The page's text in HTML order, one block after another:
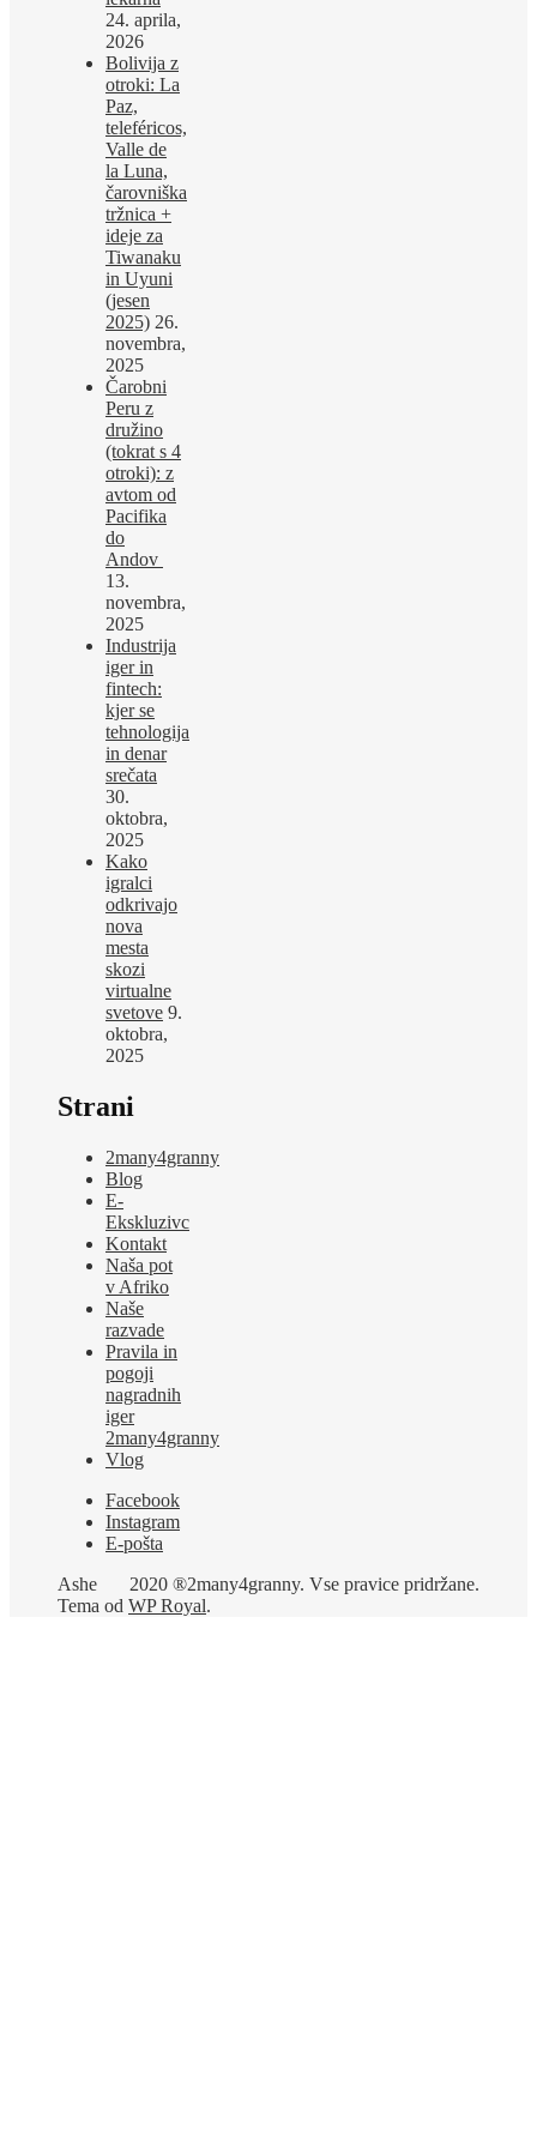
24. aprila,
2026
Bolivija z
otroki: La
Paz,
teleféricos,
Valle de
la Luna,
čarovniška
tržnica +
ideje za
Tiwanaku
in Uyuni
(jesen
2025) 26.
novembra,
2025
Čarobni
Peru z
družino
(tokrat s 4
otroki): z
avtom od
Pacifika
do
Andov
13.
novembra,
2025
Industrija
iger in
fintech:
kjer se
tehnologija
in denar
srečata
30.
oktobra,
2025
Kako
igralci
odkrivajo
nova
mesta
skozi
virtualne
svetove 9.
oktobra,
2025
Strani
2many4granny
Blog
E-
Ekskluzivc
Kontakt
Naša pot
v Afriko
Naše
razvade
Pravila in
pogoji
nagradnih
iger
2many4granny
Vlog
Facebook
Instagram
E-pošta
2020 ®2many4granny. Vse pravice pridržane.
Ashe
Tema od WP Royal.